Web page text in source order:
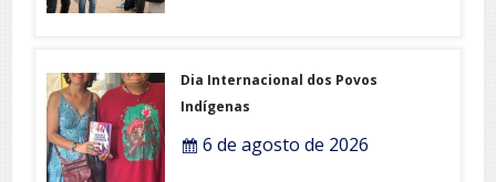
Dia Internacional dos Povos
Indígenas
6 de agosto de 2026